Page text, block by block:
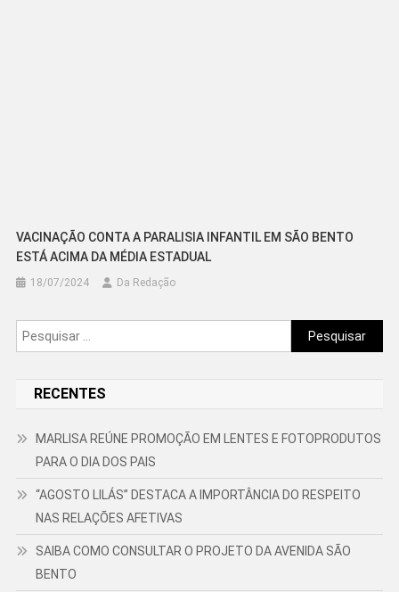
VACINAÇÃO CONTA A PARALISIA INFANTIL EM SÃO BENTO
ESTÁ ACIMA DA MÉDIA ESTADUAL
18/07/2024 Da Redação
Pesquisar
por:
RECENTES
MARLISA REÚNE PROMOÇÃO EM LENTES E FOTOPRODUTOS
PARA O DIA DOS PAIS
“AGOSTO LILÁS” DESTACA A IMPORTÂNCIA DO RESPEITO
NAS RELAÇÕES AFETIVAS
SAIBA COMO CONSULTAR O PROJETO DA AVENIDA SÃO
BENTO